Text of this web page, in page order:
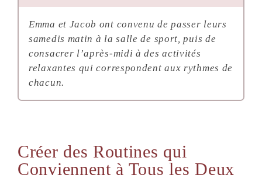
Emma et Jacob ont convenu de passer leurs
samedis matin à la salle de sport, puis de
consacrer l’après-midi à des activités
relaxantes qui correspondent aux rythmes de
chacun.
Créer des Routines qui
Conviennent à Tous les Deux